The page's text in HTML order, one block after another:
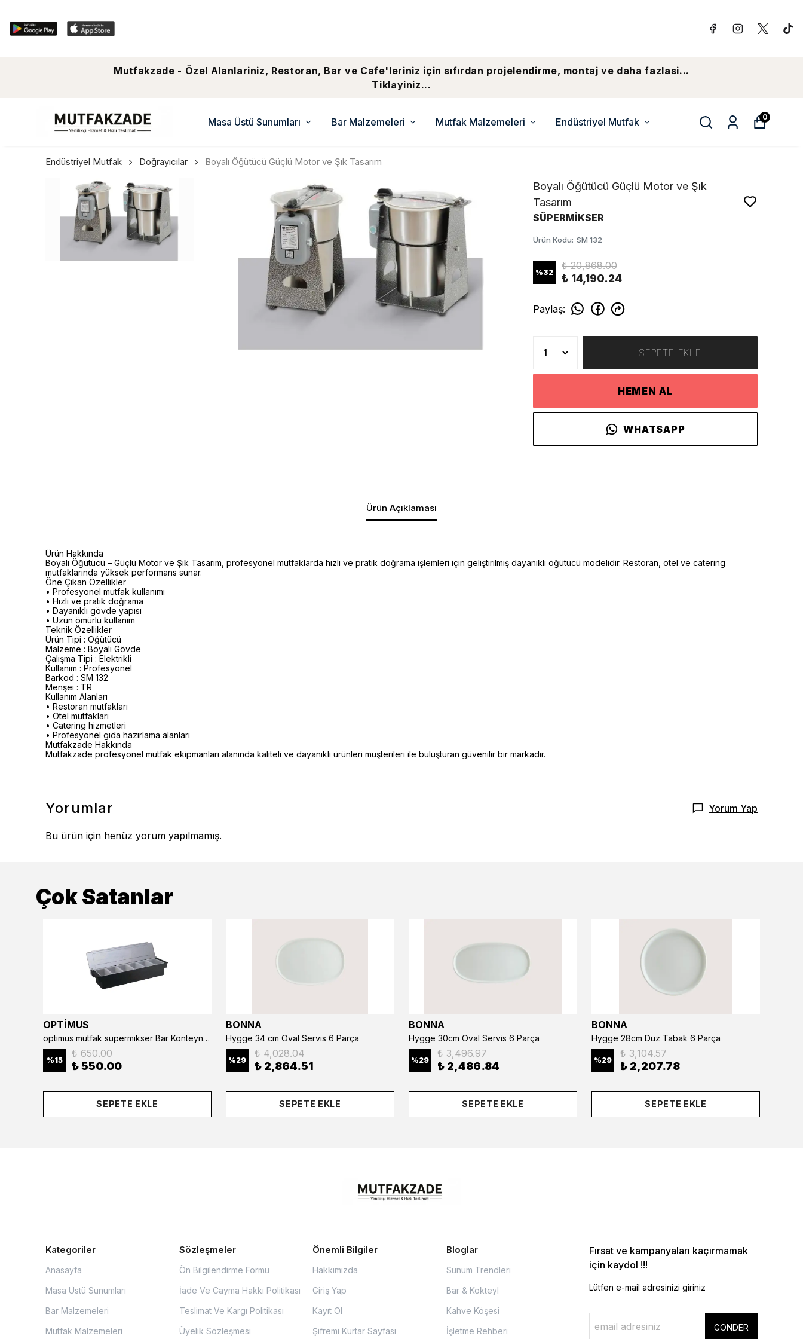
Mutfakzade - Özel Alanlariniz, Restoran, Bar ve Cafe'leriniz için sıfırdan projelendirme, montaj ve daha fazlasi...
Tiklayiniz...
Masa Üstü Sunumları Bar Malzemeleri Mutfak Malzemeleri Endüstriyel Mutfak 0
Endüstriyel Mutfak Doğrayıcılar Boyalı Öğütücü Güçlü Motor ve Şık Tasarım
Boyalı Öğütücü Güçlü Motor ve Şık
Tasarım
SÜPERMİKSER
Ürün Kodu: SM 132
%32
₺ 20,868.00
₺ 14,190.24
Paylaş:
SEPETE EKLE
HEMEN AL
WHATSAPP
Ürün Açıklaması
Ürün Hakkında
Boyalı Öğütücü – Güçlü Motor ve Şık Tasarım, profesyonel mutfaklarda hızlı ve pratik doğrama işlemleri için geliştirilmiş dayanıklı öğütücü modelidir. Restoran, otel ve catering
mutfaklarında yüksek performans sunar.
Öne Çıkan Özellikler
• Profesyonel mutfak kullanımı
• Hızlı ve pratik doğrama
• Dayanıklı gövde yapısı
• Uzun ömürlü kullanım
Teknik Özellikler
Ürün Tipi : Öğütücü
Malzeme : Boyalı Gövde
Çalışma Tipi : Elektrikli
Kullanım : Profesyonel
Barkod : SM 132
Menşei : TR
Kullanım Alanları
• Restoran mutfakları
• Otel mutfakları
• Catering hizmetleri
• Profesyonel gıda hazırlama alanları
Mutfakzade Hakkında
Mutfakzade profesyonel mutfak ekipmanları alanında kaliteli ve dayanıklı ürünleri müşterileri ile buluşturan güvenilir bir markadır.
Yorumlar Yorum Yap
Bu ürün için henüz yorum yapılmamış.
Çok Satanlar
OPTİMUS
optimus mutfak supermıkser Bar Konteyner 6'lı 50×16×9 cm Kapaklı Polikarbon Organizer Bar & Kafe
%15
₺ 650.00
₺ 550.00
SEPETE EKLE
BONNA
Hygge 34 cm Oval Servis 6 Parça
%29
₺ 4,028.04
₺ 2,864.51
SEPETE EKLE
BONNA
Hygge 30cm Oval Servis 6 Parça
%29
₺ 3,496.97
₺ 2,486.84
SEPETE EKLE
BONNA
Hygge 28cm Düz Tabak 6 Parça
%29
₺ 3,104.57
₺ 2,207.78
SEPETE EKLE
Kategoriler
Anasayfa
Masa Üstü Sunumları
Bar Malzemeleri
Mutfak Malzemeleri
Sözleşmeler
Ön Bilgilendirme Formu
İade Ve Cayma Hakkı Politikası
Teslimat Ve Kargı Politikası
Üyelik Sözleşmesi
Önemli Bilgiler
Hakkımızda
Giriş Yap
Kayıt Ol
Şifremi Kurtar Sayfası
Bloglar
Sunum Trendleri
Bar & Kokteyl
Kahve Köşesi
İşletme Rehberi
Fırsat ve kampanyaları kaçırmamak
için kaydol !!!
Lütfen e-mail adresinizi giriniz
GÖNDER